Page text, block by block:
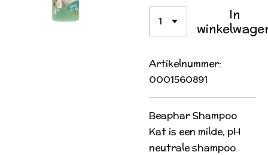
In
Artikelnummer:
0001560891
Beaphar Shampoo
Kat is een milde, pH
neutrale shampoo